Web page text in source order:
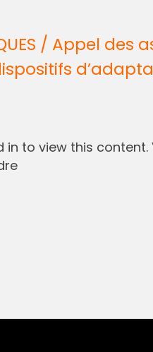
/ Appel
to view this content.